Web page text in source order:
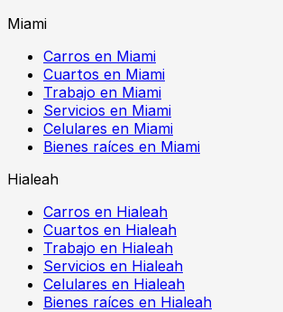
Miami
Carros en Miami
Cuartos en Miami
Trabajo en Miami
Servicios en Miami
Celulares en Miami
Bienes raíces en Miami
Hialeah
Carros en Hialeah
Cuartos en Hialeah
Trabajo en Hialeah
Servicios en Hialeah
Celulares en Hialeah
Bienes raíces en Hialeah